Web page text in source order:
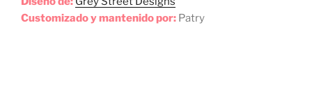
Customizado y mantenido por: Patry